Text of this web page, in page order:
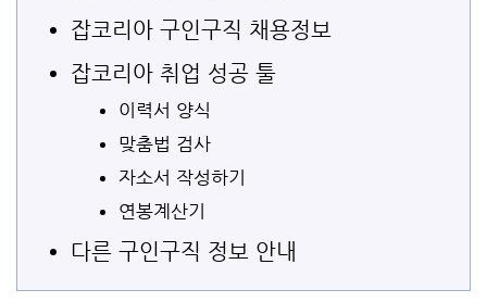
잡코리아 구인구직 채용정보
잡코리아 취업 성공 툴
이력서 양식
맞춤법 검사
자소서 작성하기
연봉계산기
다른 구인구직 정보 안내